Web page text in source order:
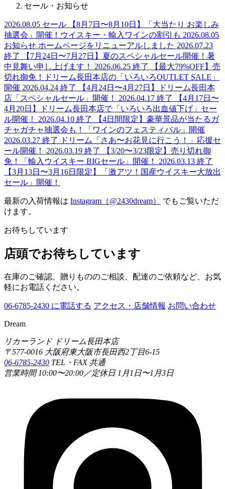
セール・お知らせ
2026.08.05 セール
【8月7日〜8月10日】「大当たり お楽しみ
抽選会」開催！ウイスキー・輸入ワインの割引も 2026.08.05
お知らせ ホームページをリニューアルしました 2026.07.23
終了
【7月24日〜7月27日】夏のスペシャルセール開催！暑
中見舞い申し上げます！
2026.06.25 終了
【最大79%OFF】売
切れ御免！ドリーム長田本店の「いろいろOUTLET SALE」
開催 2026.04.24 終了
【4月24日〜4月27日】ドリーム長田本
店「スペシャルセール」開催！
2026.04.17 終了
【4月17日〜
4月20日】ドリーム長田本店で「いろいろ出血値下げ」セー
ル開催！
2026.04.10 終了
【4日間限定】豪華景品が当たるガ
チャガチャ抽選会も！「ワインのフェスティバル」開催
2026.03.27 終了
ドリーム「さあ〜お花見に行こう！」応援セ
ール開催！
2026.03.19 終了
【3/20〜3/23限定】売り切れ御
免！「輸入ウイスキー BIGセール」開催！
2026.03.13 終了
【3月13日〜3月16日限定】「激アツ！国産ウイスキー大放出
セール」開催！
最新の入荷情報は Instagram（@2430dream）
でもご覧いただ
けます。
お待ちしています
店頭でお待ちしています
在庫のご確認、贈りもののご相談、配達のご依頼など、お気
軽にお電話ください。
06-6785-2430 に電話する アクセス・店舗情報 お問い合わせ
Dream
リカーランド ドリーム長田本店
〒577-0016 大阪府東大阪市長田西2丁目6-15
06-6785-2430 TEL・FAX 共通
営業時間 10:00〜20:00／定休日 1月1日〜1月3日